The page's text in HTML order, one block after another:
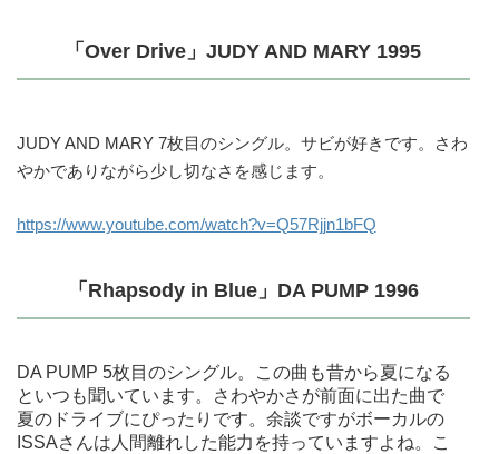
「Over Drive」JUDY AND MARY 1995
JUDY AND MARY 7枚目のシングル。サビが好きです。さわ
やかでありながら少し切なさを感じます。
https://www.youtube.com/watch?v=Q57Rjjn1bFQ
「Rhapsody in Blue」DA PUMP 1996
DA PUMP 5枚目のシングル。この曲も昔から夏になる
といつも聞いています。さわやかさが前面に出た曲で
夏のドライブにぴったりです。余談ですがボーカルの
ISSAさんは人間離れした能力を持っていますよね。こ